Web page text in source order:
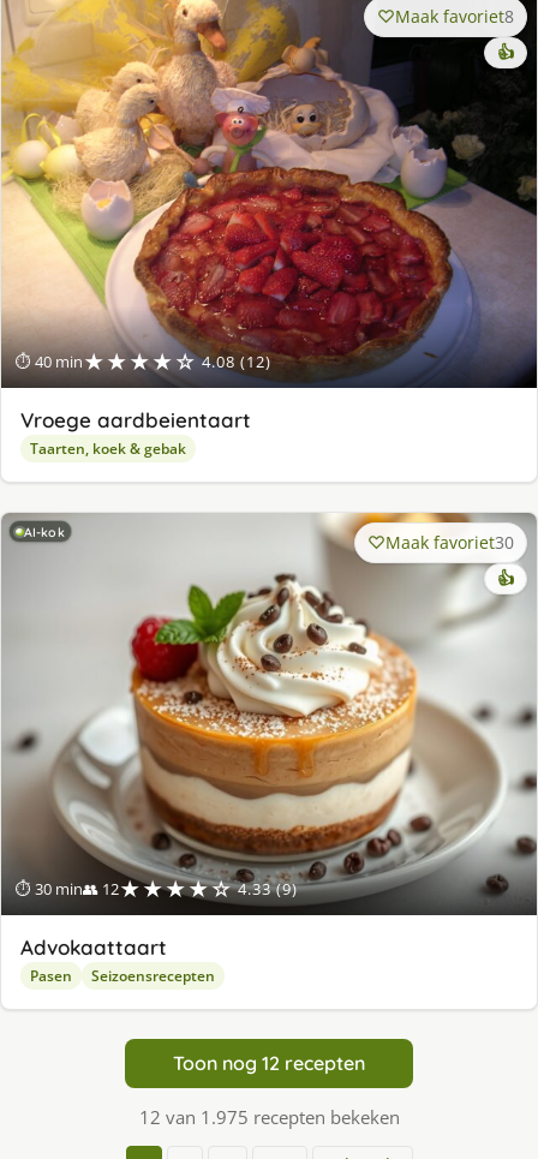
⏱ 40 min★★★★☆ 4.08 (12)
Maak favoriet8
👍
Vroege aardbeientaart
Taarten, koek & gebak
AI-kok
⏱ 30 min👥 12★★★★☆ 4.33 (9)
Maak favoriet30
👍
Advokaattaart
Pasen Seizoensrecepten
Toon nog 12 recepten
12 van 1.975 recepten bekeken